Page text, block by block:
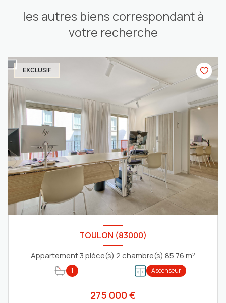
les autres biens correspondant à
votre recherche
EXCLUSIF
TOULON (83000)
Appartement 3 pièce(s) 2 chambre(s) 85.76 m²
1 Ascenseur
275 000 €